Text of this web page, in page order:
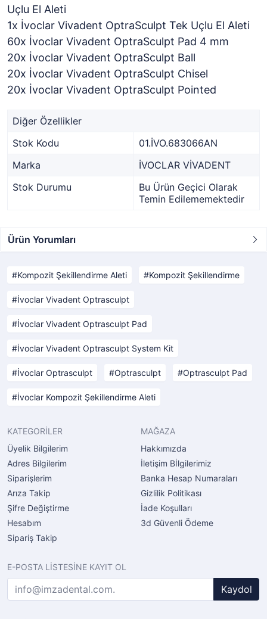
Uçlu El Aleti
1x İvoclar Vivadent OptraSculpt Tek Uçlu El Aleti
60x İvoclar Vivadent OptraSculpt Pad 4 mm
20x İvoclar Vivadent OptraSculpt Ball
20x İvoclar Vivadent OptraSculpt Chisel
20x İvoclar Vivadent OptraSculpt Pointed
Diğer Özellikler
Stok Kodu
01.İVO.683066AN
Marka
İVOCLAR VİVADENT
Stok Durumu
Bu Ürün Geçici Olarak
Temin Edilememektedir
Ürün Yorumları
Kompozit Şekillendirme Aleti Kompozit Şekillendirme
İvoclar Vivadent Optrasculpt
İvoclar Vivadent Optrasculpt Pad
İvoclar Vivadent Optrasculpt System Kit
İvoclar Optrasculpt Optrasculpt Optrasculpt Pad
İvoclar Kompozit Şekillendirme Aleti
KATEGORİLER
Üyelik Bilgilerim
Adres Bilgilerim
Siparişlerim
Arıza Takip
Şifre Değiştirme
Hesabım
Sipariş Takip
MAĞAZA
Hakkımızda
İletişim Bİlgilerimiz
Banka Hesap Numaraları
Gizlilik Politikası
İade Koşulları
3d Güvenli Ödeme
E-POSTA LİSTESİNE KAYIT OL
Kaydol